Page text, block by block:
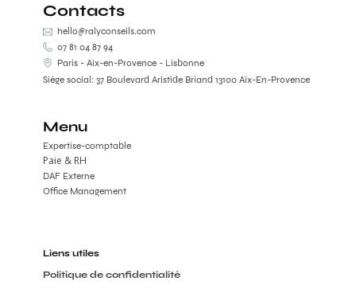
Contacts
hello@ralyconseils.com
07 81 04 87 94
Paris - Aix-en-Provence - Lisbonne
Siège social: 37 Boulevard Aristide Briand 13100 Aix-En-Provence
Menu
Expertise-comptable
DAF Externe
Office Management
Paie & RH
Liens utiles
Politique de confidentialité